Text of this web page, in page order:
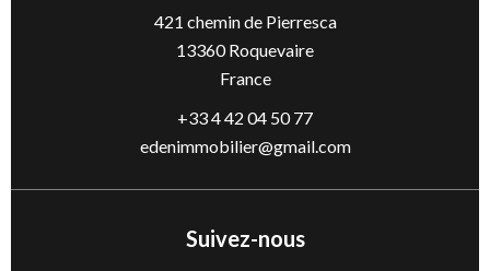
421 chemin de Pierresca
13360Roquevaire
France
+33 4 42 04 50 77
edenimmobilier@gmail.com
Suivez-nous